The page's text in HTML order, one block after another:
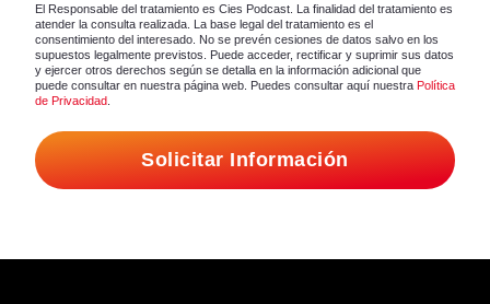
El Responsable del tratamiento es Cies Podcast. La finalidad del tratamiento es
atender la consulta realizada. La base legal del tratamiento es el
consentimiento del interesado. No se prevén cesiones de datos salvo en los
supuestos legalmente previstos. Puede acceder, rectificar y suprimir sus datos
y ejercer otros derechos según se detalla en la información adicional que
puede consultar en nuestra página web. Puedes consultar aquí nuestra Política
de Privacidad
Solicitar Información